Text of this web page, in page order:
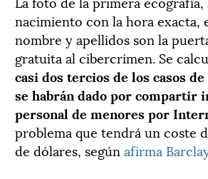
nacimiento con la hora exacta,
nombre y apellidos son la
gratuita al cibercrimen. Se
casi dos tercios de los casos
se habrán dado por compartir
personal de menores por
problema que tendrá un coste
de dólares, según afirma